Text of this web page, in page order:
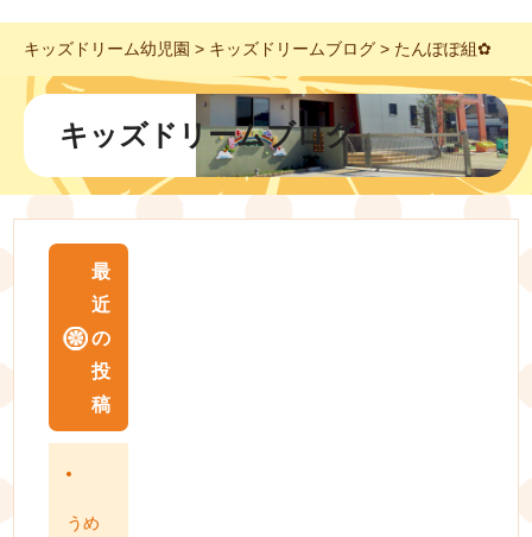
キッズドリーム幼児園 > キッズドリームブログ > たんぽぽ組✿
キッズドリームブログ
最
近
の
投
稿
うめ